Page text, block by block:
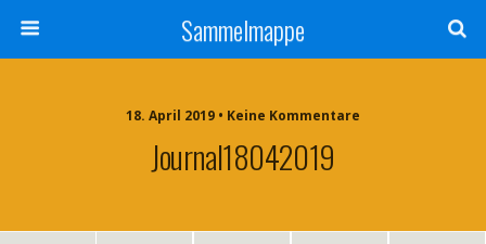
Sammelmappe
18. April 2019 • Keine Kommentare
Journal18042019